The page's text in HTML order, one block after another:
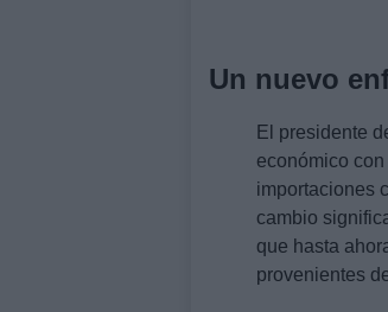
Un nuevo
El presidente
económico
importaciones
cambio
que hasta
provenientes